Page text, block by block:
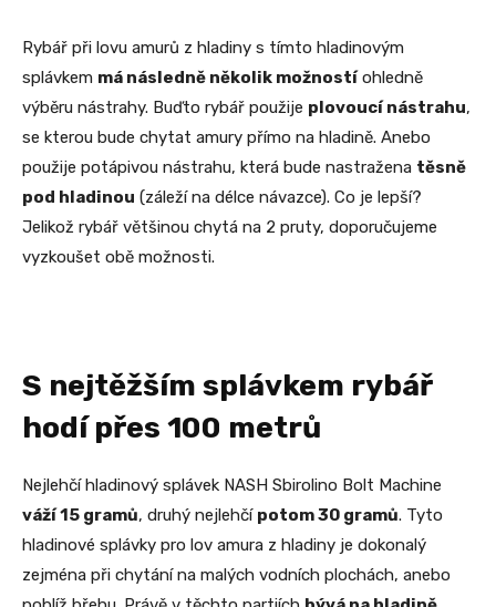
Rybář při lovu amurů z hladiny s tímto hladinovým
splávkem má následně několik možnostíohledně
výběru nástrahy. Buďto rybář použije plovoucí nástrahu,
se kterou bude chytat amury přímo na hladině. Anebo
použije potápivou nástrahu, která bude nastražena těsně
pod hladinou (záleží na délce návazce). Co je lepší?
Jelikož rybář většinou chytá na 2 pruty, doporučujeme
vyzkoušet obě možnosti.
S nejtěžším splávkem rybář
hodí přes 100 metrů
Nejlehčí hladinový splávek NASH Sbirolino Bolt Machine
váží 15 gramů, druhý nejlehčí potom 30 gramů. Tyto
hladinové splávky pro lov amura z hladiny je dokonalý
zejména při chytání na malých vodních plochách, anebo